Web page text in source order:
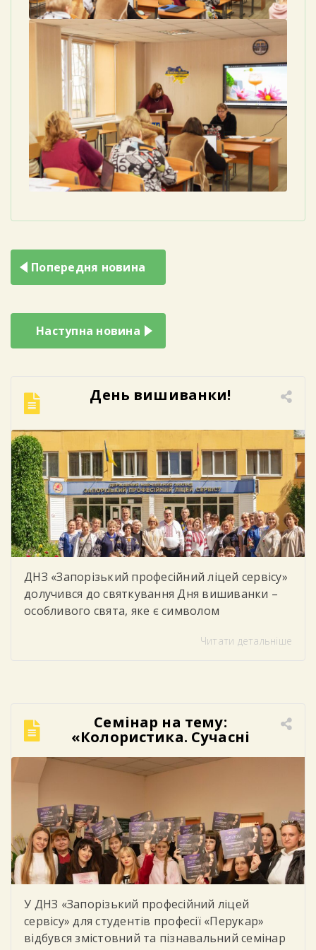
Навігація
записів
Попередня новина
Наступна новина
День вишиванки!
ДНЗ «Запорізький професійний ліцей сервісу»
долучився до святкування Дня вишиванки –
особливого свята, яке є символом
українського народу та любові до рідної
орнаменти, різноманіття кольорів та
унікальні візерунки створили в закладі […]
Читати детальніше
Семінар на тему:
«Колористика. Сучасні
техніки фарбування».
У ДНЗ «Запорізький професійний ліцей
сервісу» для студентів професії «Перукар»
відбувся змістовний та пізнавальний семінар